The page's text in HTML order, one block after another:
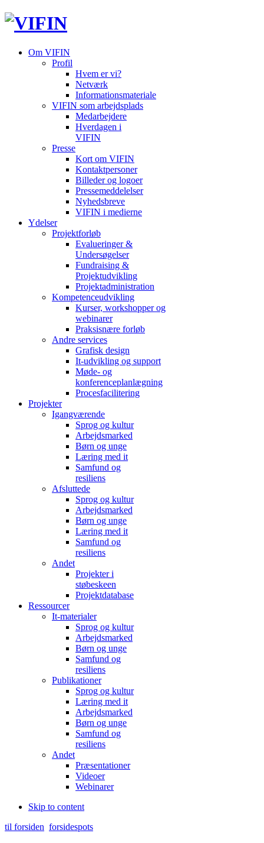
Om VIFIN
Profil
Hvem er vi?
Netværk
Informationsmateriale
VIFIN som arbejdsplads
Medarbejdere
Hverdagen i
VIFIN
Presse
Kort om VIFIN
Kontaktpersoner
Billeder og logoer
Pressemeddelelser
Nyhedsbreve
VIFIN i medierne
Ydelser
Projektforløb
Evalueringer &
Undersøgelser
Fundraising &
Projektudvikling
Projektadministration
Kompetenceudvikling
Kurser, workshopper og
webinarer
Praksisnære forløb
Andre services
Grafisk design
It-udvikling og support
Møde- og
konferenceplanlægning
Procesfacilitering
Projekter
Igangværende
Sprog og kultur
Arbejdsmarked
Børn og unge
Læring med it
Samfund og
resiliens
Afsluttede
Sprog og kultur
Arbejdsmarked
Børn og unge
Læring med it
Samfund og
resiliens
Andet
Projekter i
støbeskeen
Projektdatabase
Ressourcer
It-materialer
Sprog og kultur
Arbejdsmarked
Børn og unge
Samfund og
resiliens
Publikationer
Sprog og kultur
Læring med it
Arbejdsmarked
Børn og unge
Samfund og
resiliens
Andet
Præsentationer
Videoer
Webinarer
Skip to content
til forsiden forsidespots